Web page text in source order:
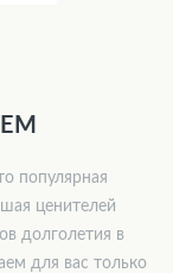
популярная
ценителей
долголетия в
для вас только